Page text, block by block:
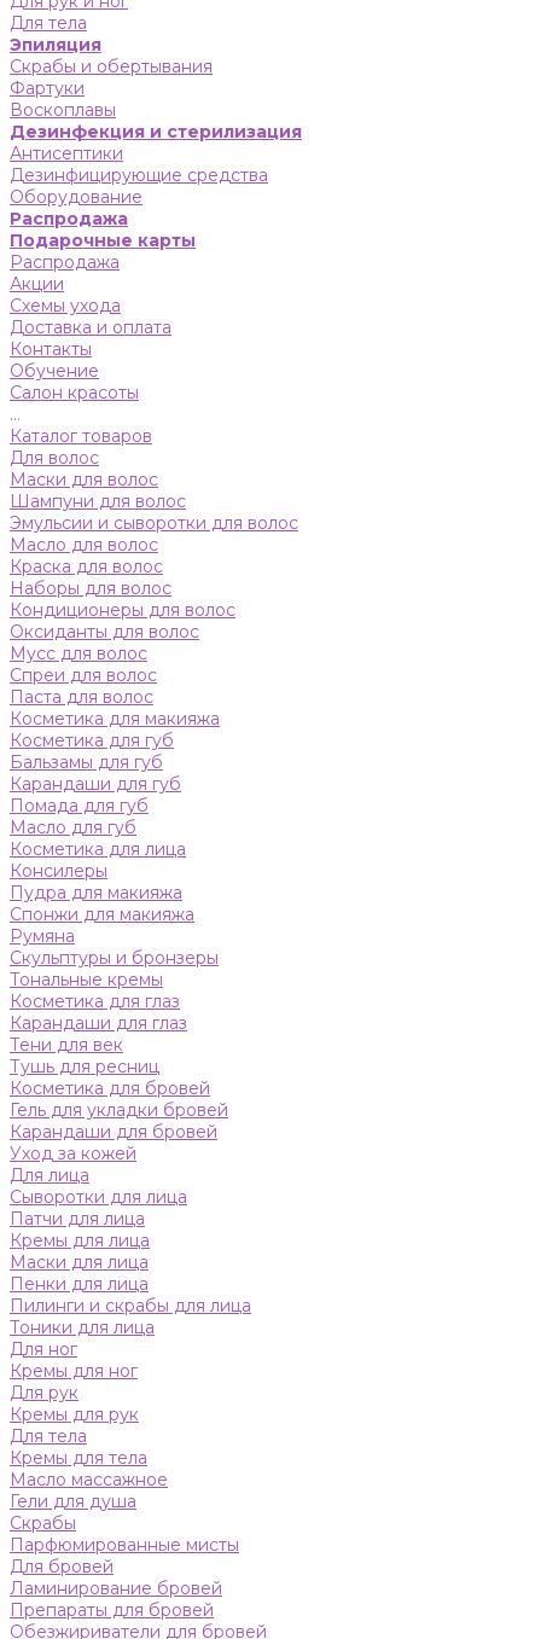
Для тела
Эпиляция
Скрабы и обертывания
Фартуки
Воскоплавы
Дезинфекция и стерилизация
Антисептики
Дезинфицирующие средства
Оборудование
Распродажа
Подарочные карты
Распродажа
Акции
Схемы ухода
Доставка и оплата
Контакты
Обучение
Салон красоты
...
Каталог товаров
Для волос
Маски для волос
Шампуни для волос
Эмульсии и сыворотки для волос
Масло для волос
Краска для волос
Наборы для волос
Кондиционеры для волос
Оксиданты для волос
Мусс для волос
Спреи для волос
Паста для волос
Косметика для макияжа
Косметика для губ
Бальзамы для губ
Карандаши для губ
Помада для губ
Масло для губ
Косметика для лица
Консилеры
Пудра для макияжа
Спонжи для макияжа
Румяна
Скульптуры и бронзеры
Тональные кремы
Косметика для глаз
Карандаши для глаз
Тени для век
Тушь для ресниц
Косметика для бровей
Гель для укладки бровей
Карандаши для бровей
Уход за кожей
Для лица
Сыворотки для лица
Патчи для лица
Кремы для лица
Маски для лица
Пенки для лица
Пилинги и скрабы для лица
Тоники для лица
Для ног
Кремы для ног
Для рук
Кремы для рук
Для тела
Кремы для тела
Масло массажное
Гели для душа
Скрабы
Парфюмированные мисты
Для бровей
Ламинирование бровей
Препараты для бровей
Обезжириватели для бровей